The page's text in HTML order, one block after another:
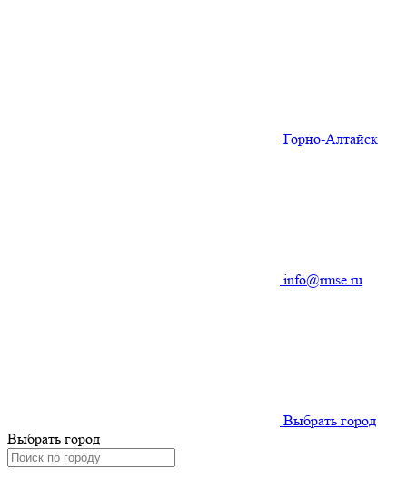
Горно-Алтайск
info@rmse.ru
Выбрать город
Выбрать город